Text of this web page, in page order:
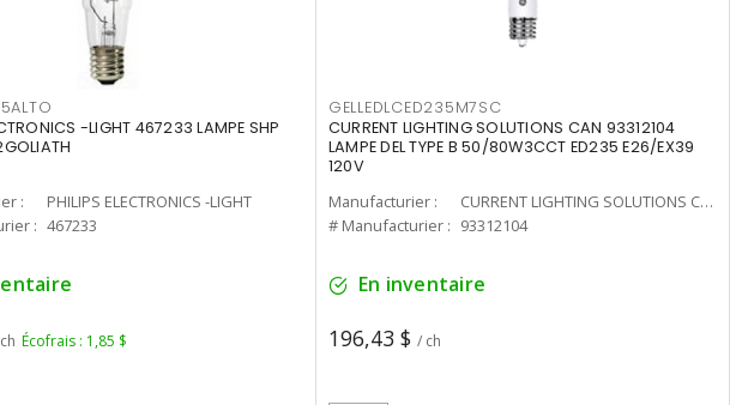
-LIGHT 467233 LAMPE SHP
:
PHILIPS ELECTRONICS -LIGHT
: 467233
Écofrais : 1,85 $
GELLEDLCED235M7SC
CURRENT LIGHTING SOLUTIONS CAN 93312104
LAMPE DEL TYPE B 50/80W3CCT ED235 E26/EX39
120V
Manufacturier :
CURRENT LIGHTING SOLUTIONS CAN
# Manufacturier : 93312104
En inventaire
196,43 $ / ch